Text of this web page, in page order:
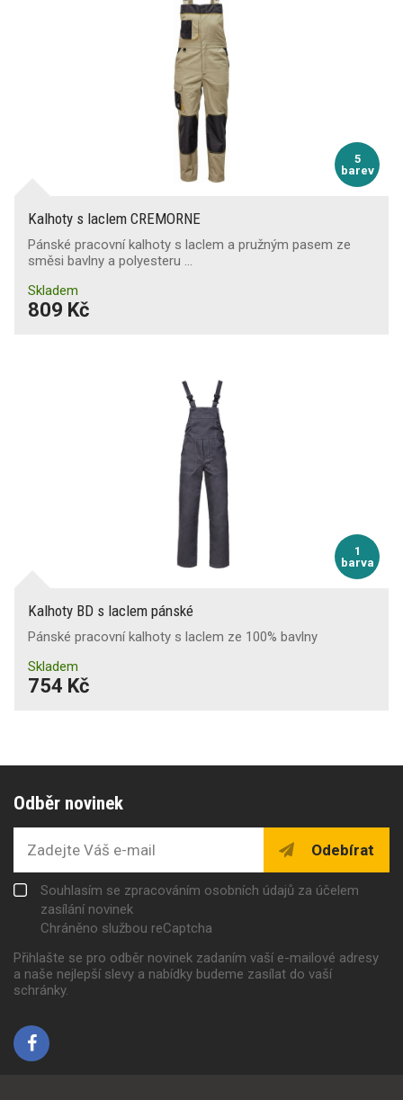
5
barev
Kalhoty s laclem CREMORNE
Pánské pracovní kalhoty s laclem a pružným pasem ze
směsi bavlny a polyesteru …
Skladem
809 Kč
1
barva
Kalhoty BD s laclem pánské
Pánské pracovní kalhoty s laclem ze 100% bavlny
Skladem
754 Kč
Odběr novinek
Odebírat
Souhlasím se zpracováním osobních údajů za účelem
zasílání novinek
Chráněno službou reCaptcha
Přihlašte se pro odběr novinek zadaním vaší e-mailové adresy
a naše nejlepší slevy a nabídky budeme zasílat do vaší
schránky.